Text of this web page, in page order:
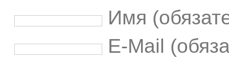
Имя
E-Mail